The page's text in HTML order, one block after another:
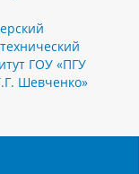
ГОУ «ПГУ
Шевченко»